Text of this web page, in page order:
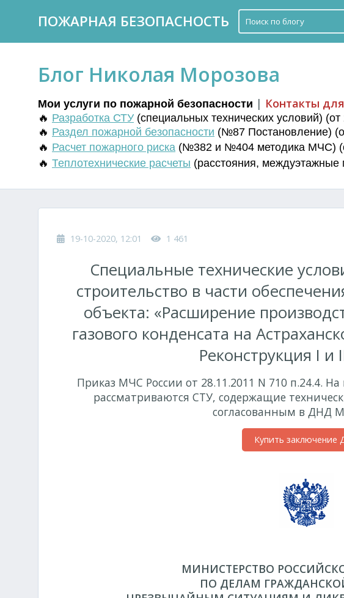
ПОЖАРНАЯ БЕЗОПАСНОСТЬ
Блог Николая Морозова
Мои услуги по пожарной безопасности | Контакты
🔥 Разработка СТУ (специальных технических условий) (от
🔥 Раздел пожарной безопасности (№87 Постановление)
🔥 Расчет пожарного риска (№382 и №404 методика МЧС)
🔥 Теплотехнические расчеты (расстояния, междуэтажные
19-10-2020, 12:01 1 461
Специальные технические
строительство в части
объекта: «Расширение
газового конденсата на
Реконструкция I и
Приказ МЧС России от 28.11.2011 N 710 п.24.4.
рассматриваются СТУ, содержащие
согласованным в ДНД
Купить заключение
МИНИСТЕРСТВО
ПО ДЕЛАМ